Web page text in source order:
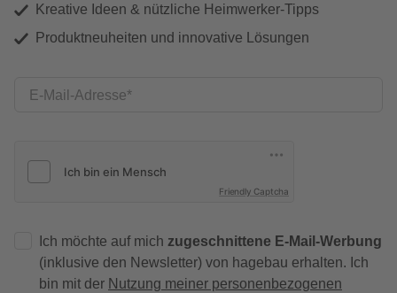
Kreative Ideen & nützliche Heimwerker-Tipps
Produktneuheiten und innovative Lösungen
E-Mail-Adresse
Friendly Captcha
Ich möchte auf mich zugeschnittene E-Mail-Werbung
(inklusive den Newsletter) von hagebau erhalten. Ich
bin mit der Nutzung meiner personenbezogenen